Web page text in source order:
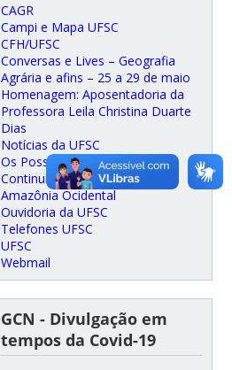
CAGR
Campi e Mapa UFSC
CFH/UFSC
Conversas e Lives – Geografia
Agrária e afins – 25 a 29 de maio
Homenagem: Aposentadoria da
Professora Leila Christina Duarte
Dias
Notícias da UFSC
Os Posseiros e a Luta pela
Continuidade na Terra na
Amazônia Ocidental
Ouvidoria da UFSC
Telefones UFSC
UFSC
Webmail
GCN - Divulgação em
tempos da Covid-19